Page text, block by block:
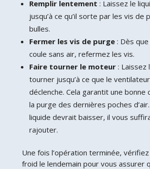
Remplir lentement : Laissez le
jusqu’à ce qu’il sorte par les vis de
bulles.
Fermer les vis de purge: Dès que
coule sans air, refermez les vis.
Faire tourner le moteur: Laissez
tourner jusqu’à ce que le
déclenche. Cela garantit une bonne
la purge des dernières poches
liquide devrait baisser, il vous
rajouter.
Une fois l’opération terminée, vérifiez
froid le lendemain pour vous assurer